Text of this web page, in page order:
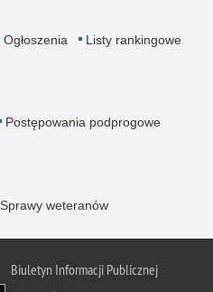
Ogłoszenia
Listy rankingowe
Postępowania podprogowe
Sprawy weteranów
Biuletyn Informacji Publicznej